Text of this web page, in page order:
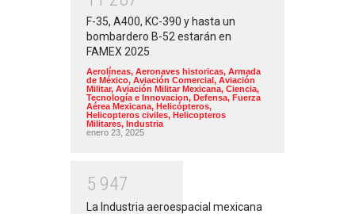
F-35, A400, KC-390 y hasta un
bombardero B-52 estarán en
FAMEX 2025
Aerolíneas, Aeronaves historicas, Armada
de México, Aviación Comercial, Aviación
Militar, Aviación Militar Mexicana, Ciencia,
Tecnología e Innovacion, Defensa, Fuerza
Aérea Mexicana, Helicópteros,
Helicopteros civiles, Helicopteros
Militares, Industria
enero 23, 2025
5 947
La Industria aeroespacial mexicana